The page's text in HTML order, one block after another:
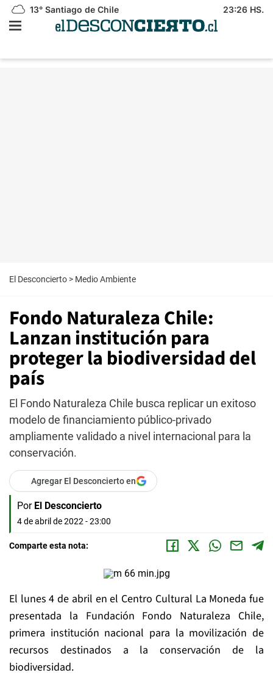
13° Santiago de Chile 23:26 HS.
El Desconcierto > Medio Ambiente
Fondo Naturaleza Chile:
Lanzan institución para
proteger la biodiversidad del
país
El Fondo Naturaleza Chile busca replicar un exitoso
modelo de financiamiento público-privado
ampliamente validado a nivel internacional para la
conservación.
Agregar El Desconcierto en
Por El Desconcierto
4 de abril de 2022 - 23:00
Comparte esta nota:
El lunes 4 de abril en el Centro Cultural La Moneda fue
presentada la Fundación Fondo Naturaleza Chile,
primera institución nacional para la movilización de
recursos destinados a la conservación de la
biodiversidad.